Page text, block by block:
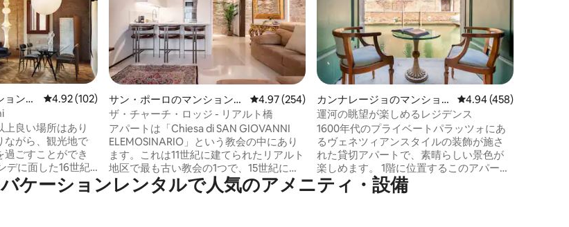
均評価
ン・
レビュー102件、5つ星中4.92つ星の平均評価
4.92 (102)
良い場所はあり
ながら、観光地で
過ごすことができ
デに面した16世紀
屋です。 高い天
工の床、美しいア
サン・ポーロのマンション・
アパート
レビュー254件、5つ星中4.97つ星の平均評価
4.97 (254)
ザ・チャーチ・ロッジ - リアルト橋
アパートは「Chiesa di SAN GIOVANNI
ELEMOSINARIO」という教会の中にあり
ます。これは11世紀に建てられたリアルト
地区で最も古い教会の1つで、15世紀に火
災が発生した際に唯一救われた教会で、
1700年までは司祭の家となっていまし
カンナレージョのマンショ
ン・アパート
レビュー458件、5つ
4.94 (458)
運河の眺望が楽しめるレジデンス
1600年代のプライベートパラッツォにあ
るヴェネツィアンスタイルの装飾が施さ
れた貸切アパートで、素晴らしい景色が
楽しめます。 1階に位置するこのアパート
には、クイーンサイズベッドを備えた広
い寝室が1つあります。 バスルームは広々
ケ⁠ー⁠シ⁠ョ⁠ン⁠レ⁠ン⁠タ⁠ル⁠で人⁠気⁠のア⁠メ⁠ニ⁠テ⁠ィ⁠・⁠設⁠備